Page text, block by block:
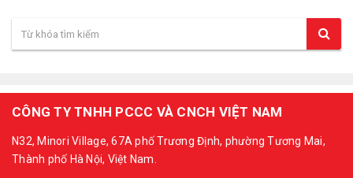
CÔNG TY TNHH PCCC VÀ CNCH VIỆT NAM
N32, Minori Village, 67A phố Trương Định, phường Tương Mai,
Thành phố Hà Nội, Việt Nam.